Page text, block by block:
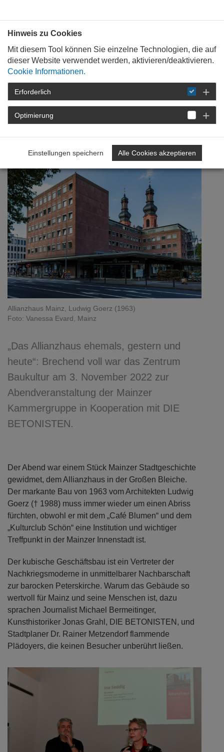
STARTSEITE DETAIL
Plädoyers für den Erhalt
Allianzhaus Mainz, Ludwig Goerz (1963)
Foto: Vanessa Evard, Mainz
„Das Allianzhaus ehemals, gestern und
heute“: Brechend voll war das Zentrum
Baukultur am 3. November 2022 zur
Abendveranstaltung der Mainzer
Kammergruppe in Kooperation mit DIE
BETONISTEN.
Der Abend war einem Stück Mainzer Stadtgeschichte
gewidmet, dem Allianzhaus in der Großen Bleiche.
Der markante Bau von 1963 vom Architekten Ludwig
Goerz († 1988) muss immer wieder um einen Abriss
fürchten, obwohl er mit dem „Café Blumen“ und dem
„Kulturclub Schön“ eine Institution und wichtiger
Treffpunkt in der Mainzer Innenstadt ist.
Der kubische Geschäftsbau ist ein Vertreter der
Nachkriegsmoderne in unmittelbarer Nachbarschaft
zur barocken Peterskirche. Warum das Gebäude so
wertvoll für Mainz und seine Menschen ist, dazu
sprachen Journalist Michael Bermeitinger,
Kunsthistoriker Jonas Grahl, DIE BETONISTEN, und
Stadtplaner Dr. Rainer Metzendorf flammende
Plädoyers, die keinen Besucher unberührt ließen.
Previous
Hinweis zu Cookies
Mit diesem Tool können Sie einzelne Technologien, die auf
dieser Website verwendet werden, aktivieren/deaktivieren.
Cookie Informationen.
Erforderlich
Optimierung
Einstellungen speichern Alle Cookies akzeptieren